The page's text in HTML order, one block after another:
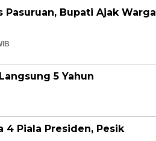
Pasuruan, Bupati Ajak Warga
5 Yahun
4 Piala Presiden, Pesik